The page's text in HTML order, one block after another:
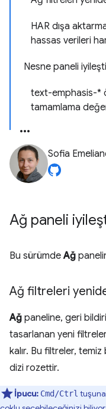
HAR dışa
hassas verileri
Nesne paneli
text-emphasis-*
tamamlama
Sofia
Ağ paneli
Bu sürümdeAğ
Ağ filtreleri
Ağ paneline, geri
tasarlanan yeni
kalır. Bu filtreler,
dizi rozettir.
İpucu: Cmd/Ctrl